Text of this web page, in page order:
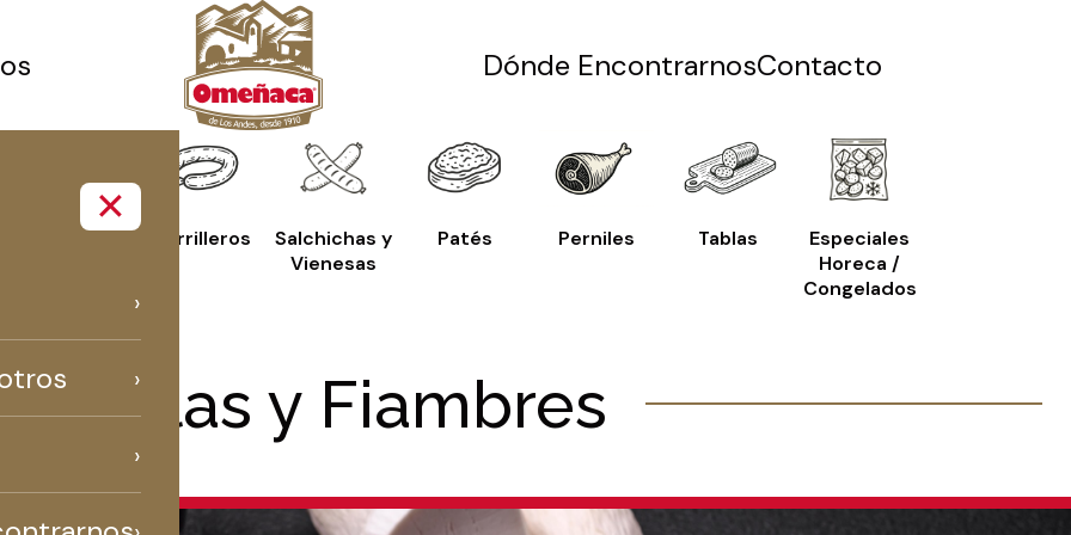
Dónde EncontrarnosContacto
✕
Madurados y
Parrilleros
Salchichas y
Vienesas
Patés Perniles Tablas
Especiales
Horeca /
Congelados
y Fiambres